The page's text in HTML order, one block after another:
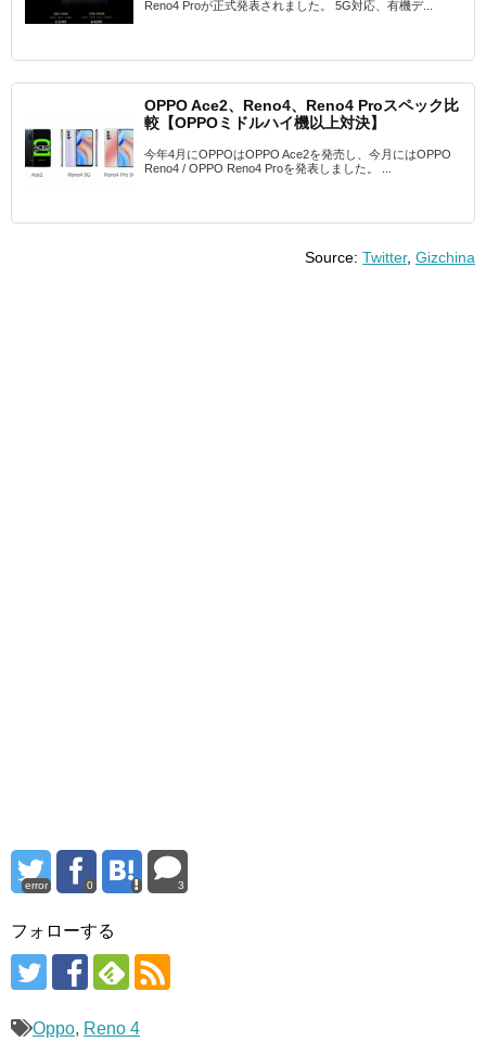
Reno4 Proが正式発表されました。 5G対応、有機デ...
OPPO Ace2、Reno4、Reno4 Proスペック比
較【OPPOミドルハイ機以上対決】
今年4月にOPPOはOPPO Ace2を発売し、今月にはOPPO
Reno4 / OPPO Reno4 Proを発表しました。 ...
Source: Twitter, Gizchina
error 0 3
フォローする
Oppo, Reno 4